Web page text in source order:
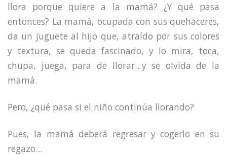
llora porque quiere a la mamá? ¿Y qué pasa
entonces? La mamá, ocupada con sus quehaceres,
da un juguete al hijo que, atraído por sus colores
y textura, se queda fascinado, y lo mira, toca,
chupa, juega, para de llorar…y se olvida de la
mamá.
Pero, ¿qué pasa si el niño continúa llorando?
Pues, la mamá deberá regresar y cogerlo en su
regazo…